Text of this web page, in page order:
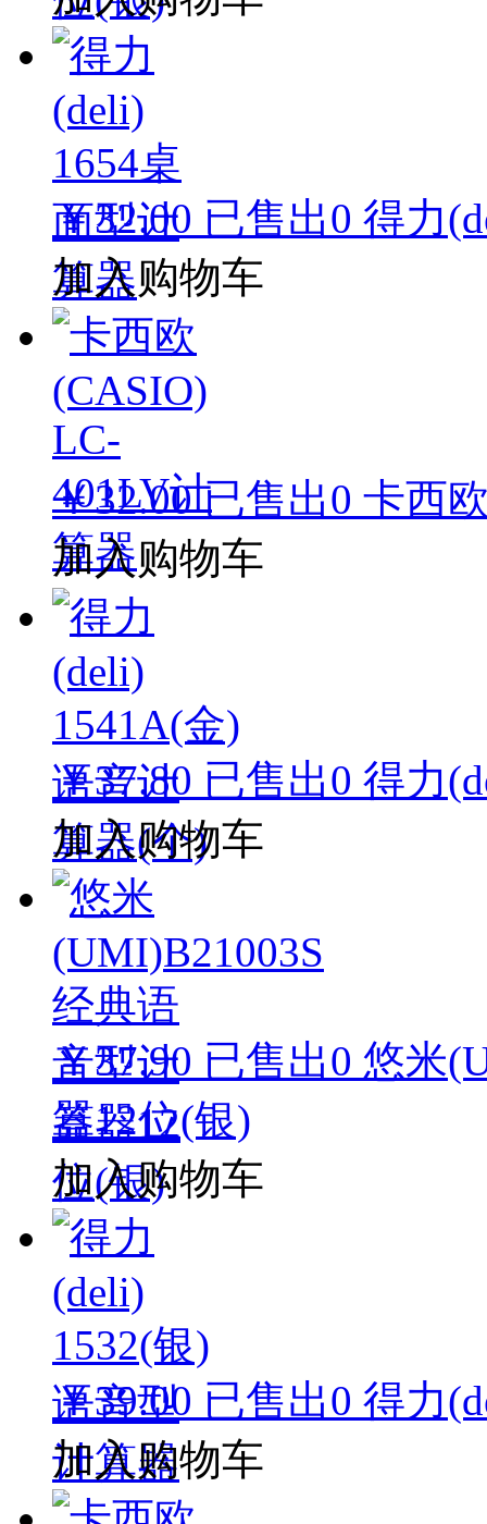
￥32.00 已售出0 得力
加入购物车
￥32.00 已售出0 卡西
加入购物车
￥37.80 已售出0 得力
加入购物车
￥37.90 已售出0 悠米
器12位(银)
加入购物车
￥39.00 已售出0 得力
加入购物车